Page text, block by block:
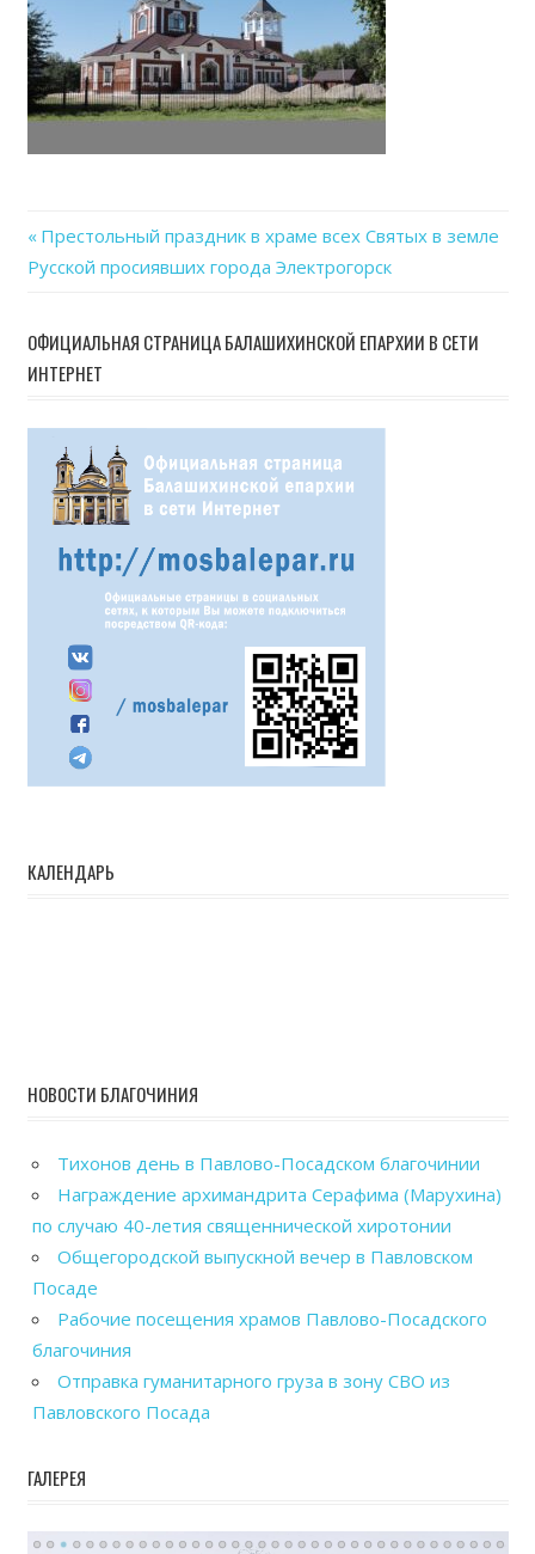
Навигация
записям
Previous
Post:
Престольный праздник в храме всех Святых в земле
Русской просиявших города Электрогорск
ОФИЦИАЛЬНАЯ СТРАНИЦА БАЛАШИХИНСКОЙ ЕПАРХИИ В СЕТИ
ИНТЕРНЕТ
КАЛЕНДАРЬ
НОВОСТИ БЛАГОЧИНИЯ
Тихонов день в Павлово-Посадском благочинии
Награждение архимандрита Серафима (Марухина)
по случаю 40-летия священнической хиротонии
Общегородской выпускной вечер в Павловском
Посаде
Рабочие посещения храмов Павлово-Посадского
благочиния
Отправка гуманитарного груза в зону СВО из
Павловского Посада
ГАЛЕРЕЯ